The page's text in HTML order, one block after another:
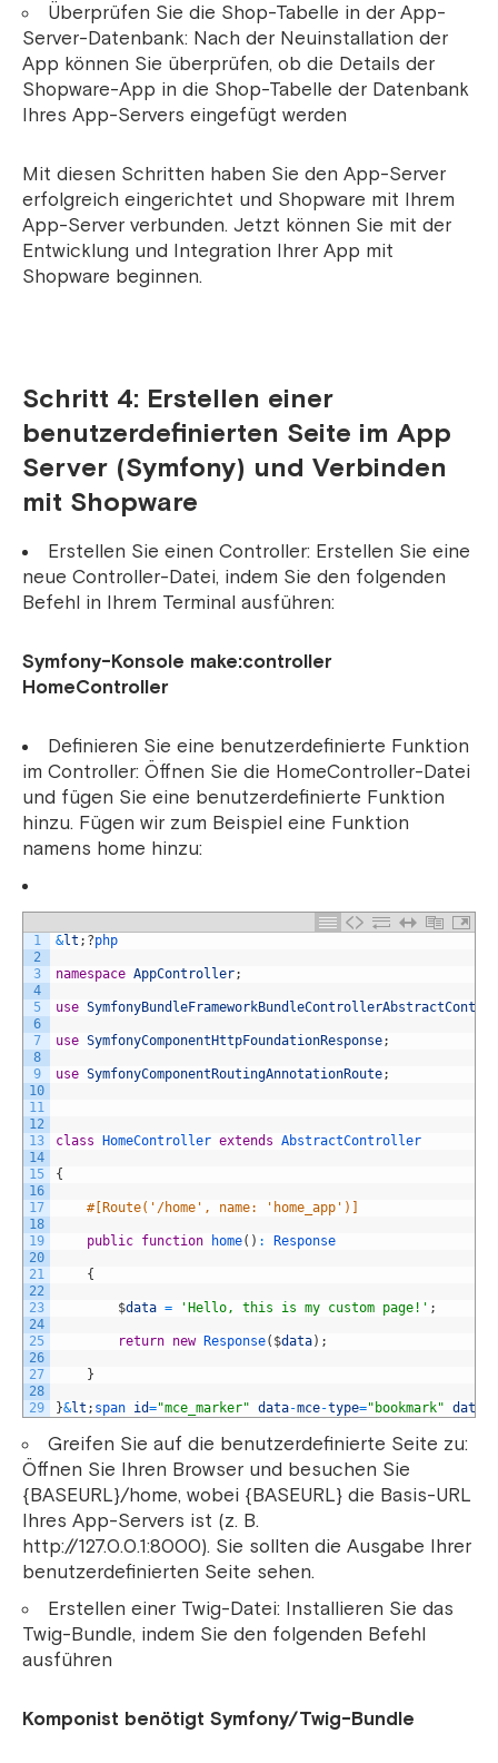
Überprüfen Sie die Shop-Tabelle in der App-
Server-Datenbank: Nach der Neuinstallation der
App können Sie überprüfen, ob die Details der
Shopware-App in die Shop-Tabelle der Datenbank
Ihres App-Servers eingefügt werden
Mit diesen Schritten haben Sie den App-Server
erfolgreich eingerichtet und Shopware mit Ihrem
App-Server verbunden. Jetzt können Sie mit der
Entwicklung und Integration Ihrer App mit
Shopware beginnen.
Schritt 4: Erstellen einer
benutzerdefinierten Seite im App
Server (Symfony) und Verbinden
mit Shopware
Erstellen Sie einen Controller: Erstellen Sie eine
neue Controller-Datei, indem Sie den folgenden
Befehl in Ihrem Terminal ausführen:
Symfony-Konsole make:controller
HomeController
Definieren Sie eine benutzerdefinierte Funktion
im Controller: Öffnen Sie die HomeController-Datei
und fügen Sie eine benutzerdefinierte Funktion
hinzu. Fügen wir zum Beispiel eine Funktion
namens home hinzu:
1
2
3
4
5
6
7
8
9
10
11
12
13
14
15
16
17
18
19
20
21
22
23
24
25
26
27
28
29
&lt ; ?php
namespace AppController;
use
use SymfonyComponentHttpFoundationResponse;
use SymfonyComponentRoutingAnnotationRoute;
class HomeController extends AbstractController
{
#[Route('/home', name: 'home_app')]
public function home( ) : Response
{
$data = 'Hello, this is my custom page!' ;
return new Response( $data) ;
}
}&lt ; span id="mce_marker" data-mce-type="bookmark" data
Greifen Sie auf die benutzerdefinierte Seite zu:
Öffnen Sie Ihren Browser und besuchen Sie
{BASEURL}/home, wobei {BASEURL} die Basis-URL
Ihres App-Servers ist (z. B.
http://127.0.0.1:8000). Sie sollten die Ausgabe Ihrer
benutzerdefinierten Seite sehen.
Erstellen einer Twig-Datei: Installieren Sie das
Twig-Bundle, indem Sie den folgenden Befehl
ausführen
Komponist benötigt Symfony/Twig-Bundle